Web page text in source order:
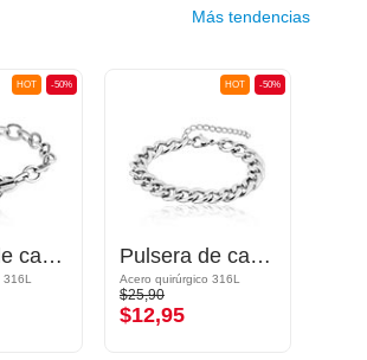
Más tendencias
-50%
HOT
Pulsera de cadena
-50%
HOT
Pulsera de cadena
Acero quirúrgico 316L
$25,90
$12,95